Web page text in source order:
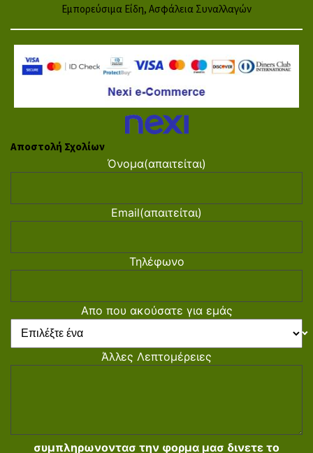
Εμπορεύσιμα Είδη, Ασφάλεια Συναλλαγών
Αποστολή Σχολίων
Όνομα(απαιτείται)
Email(απαιτείται)
Τηλέφωνο
Απο που ακούσατε για εμάς
Άλλες Λεπτομέρειες
συμπληρωνοντασ την φορμα μασ δινετε το